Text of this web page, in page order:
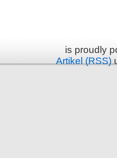
is proudly
Artikel (RSS)